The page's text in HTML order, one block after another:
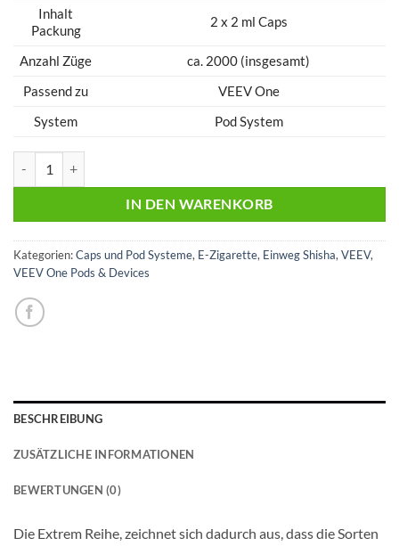
Inhalt
Packung
2 x 2 ml Caps
Anzahl Züge
ca. 2000 (insgesamt)
Passend zu
VEEV One
System
Pod System
IN DEN WARENKORB
Kategorien:Caps und Pod Systeme, E-Zigarette, Einweg Shisha, VEEV,
VEEV One Pods & Devices
BESCHREIBUNG
ZUSÄTZLICHE INFORMATIONEN
BEWERTUNGEN (0)
Die Extrem Reihe, zeichnet sich dadurch aus, dass die Sorten